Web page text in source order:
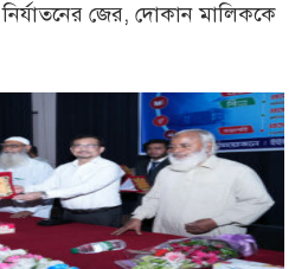
জের, দোকান মালিককে